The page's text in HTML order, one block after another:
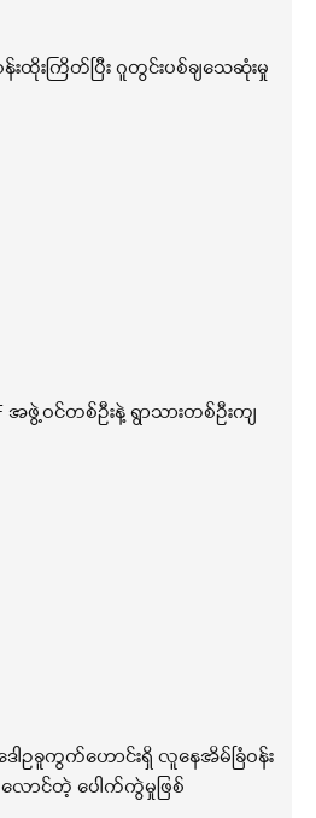
းထိုးကြိတ်ပြီး ဂူတွင်းပစ်ချသေဆုံးမှု
ဖွဲ့ဝင်တစ်ဦးနဲ့ ရွာသားတစ်ဦးကျ
ါဥခူကွက်ဟောင်းရှိ လူနေအိမ်ခြံဝန်း
ာင်တဲ့ ပေါက်ကွဲမှုဖြစ်